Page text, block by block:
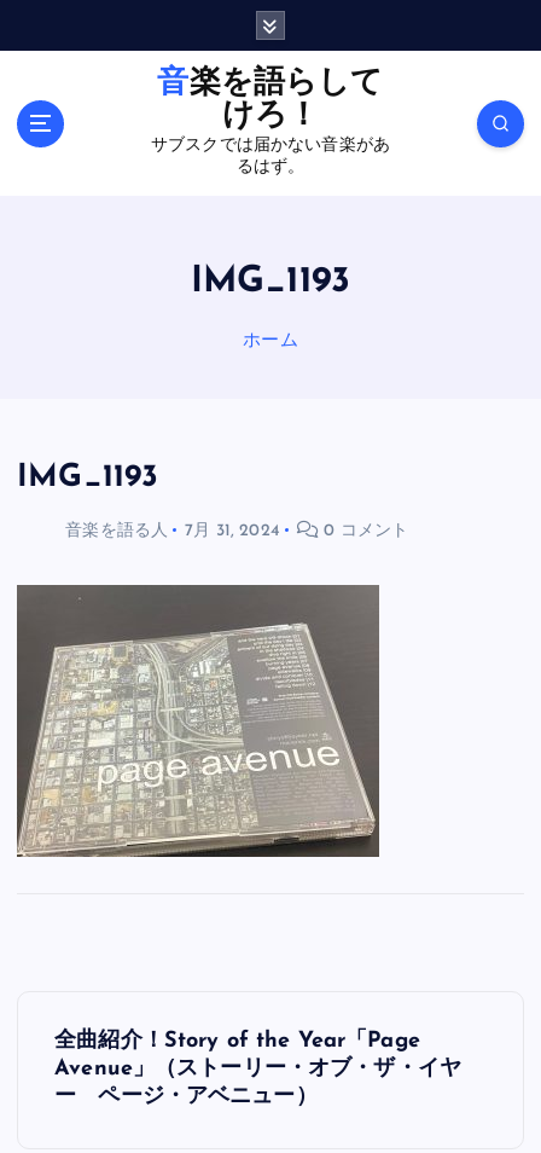
音楽を語らして
けろ！
サブスクでは届かない音楽があ
るはず。
IMG_1193
ホーム
IMG_1193
音楽を語る人 7月 31, 2024 0 コメント
投
稿
全曲紹介！Story of the Year「Page
Avenue」（ストーリー・オブ・ザ・イヤ
ー ページ・アベニュー）